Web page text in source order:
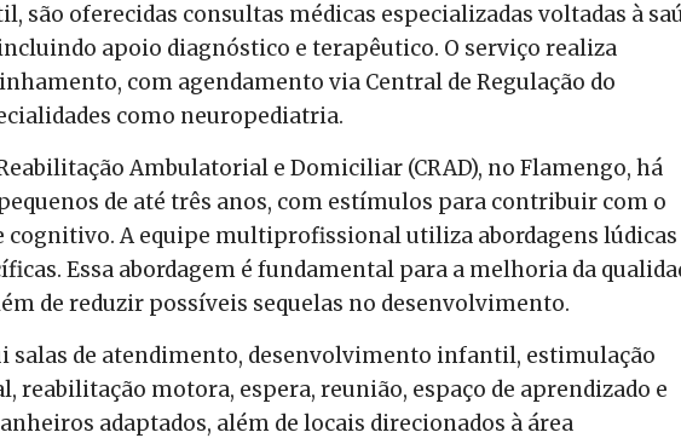
são oferecidas consultas médicas especializadas voltadas à
apoio diagnóstico e terapêutico. O serviço realiza
com agendamento via Central de Regulação do
como neuropediatria.
Ambulatorial e Domiciliar (CRAD), no Flamengo, há
de até três anos, com estímulos para contribuir com o
A equipe multiprofissional utiliza abordagens
Essa abordagem é fundamental para a melhoria da
de reduzir possíveis sequelas no desenvolvimento.
salas de atendimento, desenvolvimento infantil, estimulação
reabilitação motora, espera, reunião, espaço de aprendizado e
adaptados, além de locais direcionados à área